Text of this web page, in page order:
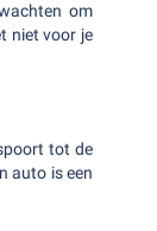
om
niet voor je
tot de
auto is een